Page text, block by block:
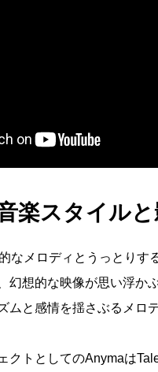
楽スタイルと
なメロディとうっとりす
幻想的な映像が思い浮か
ムと感情を揺さぶるメロ
クトとしてのAnymaは